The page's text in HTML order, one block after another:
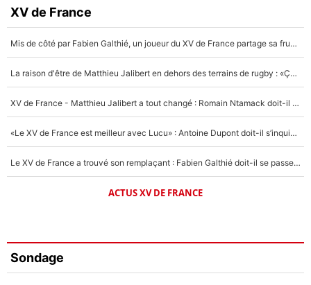
XV de France
Mis de côté par Fabien Galthié, un joueur du XV de France partage sa frustration : «ils ne me l’ont pas dit tout de suite»
La raison d'être de Matthieu Jalibert en dehors des terrains de rugby : «Ça m'atteint autant que si tu touches à un membre de ma famille»
XV de France - Matthieu Jalibert a tout changé : Romain Ntamack doit-il s’inquiéter pour sa place à un an de la Coupe du monde ?
«Le XV de France est meilleur avec Lucu» : Antoine Dupont doit-il s’inquiéter pour sa place ?
Le XV de France a trouvé son remplaçant : Fabien Galthié doit-il se passer d'Antoine Dupont ?
ACTUS XV DE FRANCE
Sondage